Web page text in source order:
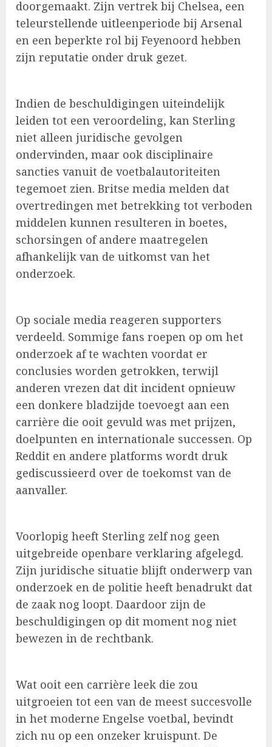
doorgemaakt. Zijn vertrek bij Chelsea, een
teleurstellende uitleenperiode bij Arsenal
en een beperkte rol bij Feyenoord hebben
zijn reputatie onder druk gezet.
Indien de beschuldigingen uiteindelijk
leiden tot een veroordeling, kan Sterling
niet alleen juridische gevolgen
ondervinden, maar ook disciplinaire
sancties vanuit de voetbalautoriteiten
tegemoet zien. Britse media melden dat
overtredingen met betrekking tot verboden
middelen kunnen resulteren in boetes,
schorsingen of andere maatregelen
afhankelijk van de uitkomst van het
onderzoek.
Op sociale media reageren supporters
verdeeld. Sommige fans roepen op om het
onderzoek af te wachten voordat er
conclusies worden getrokken, terwijl
anderen vrezen dat dit incident opnieuw
een donkere bladzijde toevoegt aan een
carrière die ooit gevuld was met prijzen,
doelpunten en internationale successen. Op
Reddit en andere platforms wordt druk
gediscussieerd over de toekomst van de
aanvaller.
Voorlopig heeft Sterling zelf nog geen
uitgebreide openbare verklaring afgelegd.
Zijn juridische situatie blijft onderwerp van
onderzoek en de politie heeft benadrukt dat
de zaak nog loopt. Daardoor zijn de
beschuldigingen op dit moment nog niet
bewezen in de rechtbank.
Wat ooit een carrière leek die zou
uitgroeien tot een van de meest succesvolle
in het moderne Engelse voetbal, bevindt
zich nu op een onzeker kruispunt. De